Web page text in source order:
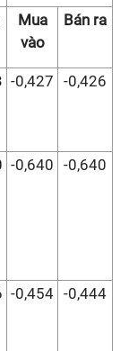
Mua
vào
Bán ra
-0,427 -0,426
-0,640 -0,640
-0,454 -0,444